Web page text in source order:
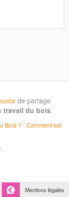
Mentions légales
de partage
travail du bois.
Bois ?
Comment est